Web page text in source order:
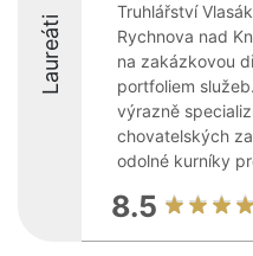
Laureáti
Truhlářství
Rychnova nad
na zakázkovou
portfoliem
výrazně
chovatelských
odolné kurníky
8.5